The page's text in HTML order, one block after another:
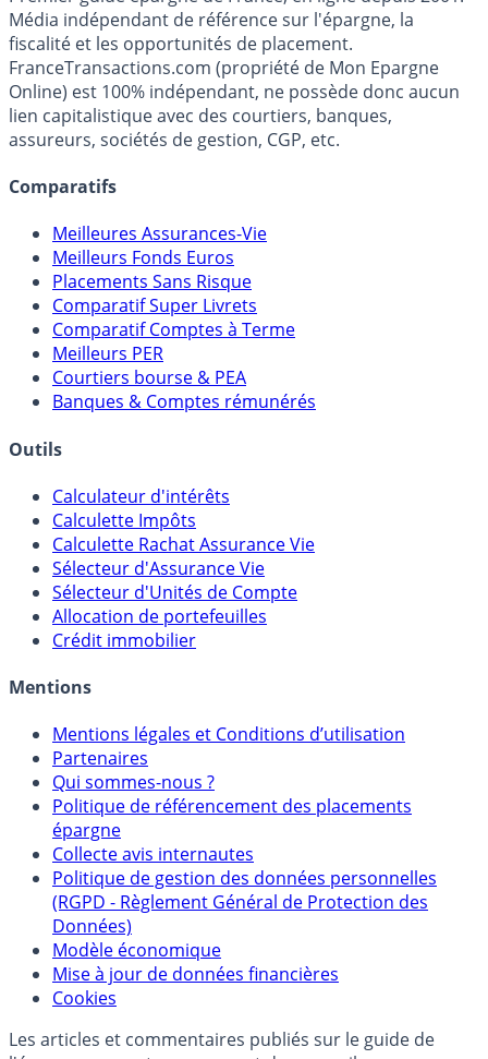
Premier guide épargne de France, en ligne depuis 2001.
Média indépendant de référence sur l'épargne, la
fiscalité et les opportunités de placement.
FranceTransactions.com (propriété de Mon Epargne
Online) est 100% indépendant, ne possède donc aucun
lien capitalistique avec des courtiers, banques,
Meilleures Assurances-Vie
Meilleurs Fonds Euros
Placements Sans Risque
Comparatif Super Livrets
Comparatif Comptes à Terme
Meilleurs PER
Courtiers bourse & PEA
Calculateur d'intérêts
Calculette Impôts
Calculette Rachat Assurance Vie
Sélecteur d'Assurance Vie
Sélecteur d'Unités de Compte
Allocation de portefeuilles
Mentions légales et Conditions d’utilisation
Partenaires
Qui sommes-nous ?
Politique de référencement des placements
épargne
Collecte avis internautes
Politique de gestion des données personnelles
(RGPD - Règlement Général de Protection des
Données)
Modèle économique
Mise à jour de données financières
Cookies